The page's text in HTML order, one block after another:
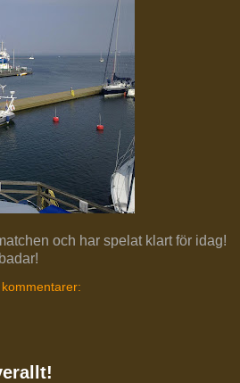
och har spelat klart för idag!